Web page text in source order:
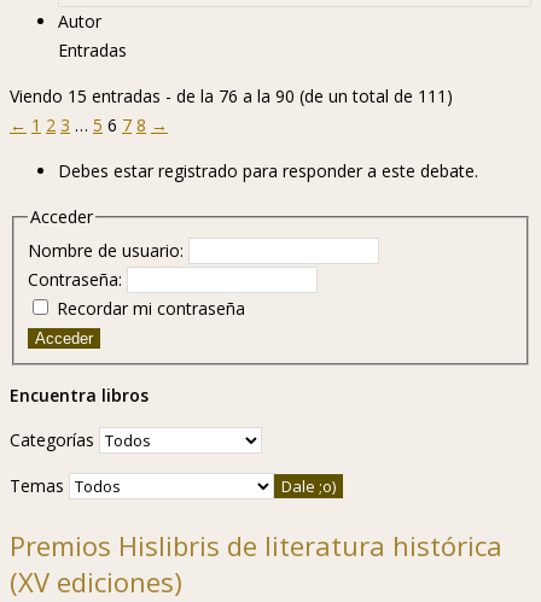
Autor
Entradas
Viendo 15 entradas - de la 76 a la 90 (de un total de 111)
← 1 2 3 … 5 6 7 8 →
Debes estar registrado para responder a este debate.
Acceder
Nombre de usuario:
Contraseña:
Recordar mi contraseña
Acceder
Encuentra libros
Categorías
Temas
Premios Hislibris de literatura histórica
(XV ediciones)